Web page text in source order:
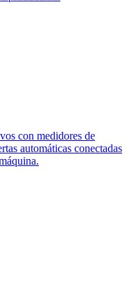
con medidores de
automáticas conectadas